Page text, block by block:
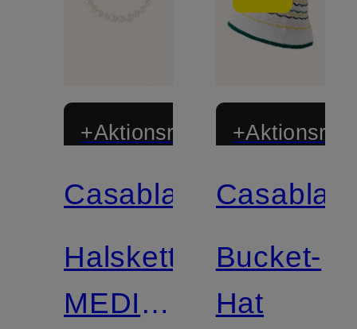
+Aktionsrabatt
Casablanca
Halskette
MEDIUM
Bucket-
Hat